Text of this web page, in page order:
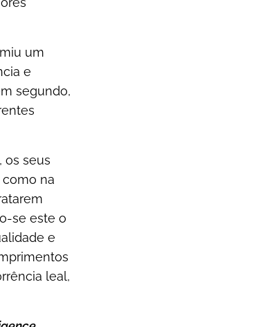
um
e
segundo,
os seus
como na
se este o
e
leal,